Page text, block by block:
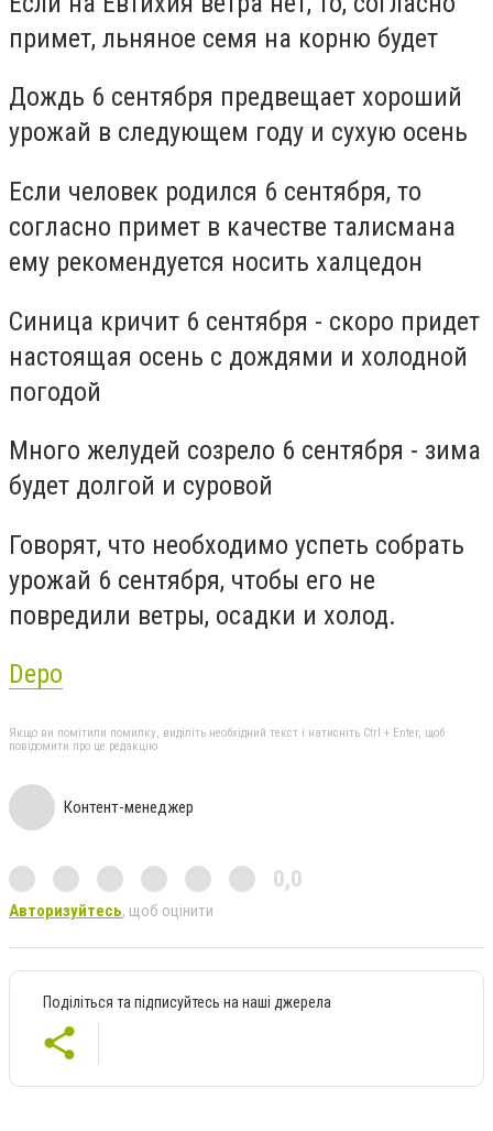
примет, льняное семя на корню будет
Дождь 6 сентября предвещает хороший
урожай в следующем году и сухую осень
Если человек родился 6 сентября, то
согласно примет в качестве талисмана
ему рекомендуется носить халцедон
Синица кричит 6 сентября - скоро придет
настоящая осень с дождями и холодной
погодой
Много желудей созрело 6 сентября - зима
будет долгой и суровой
Говорят, что необходимо успеть собрать
урожай 6 сентября, чтобы его не
повредили ветры, осадки и холод.
Depo
Якщо ви помітили помилку, виділіть необхідний текст і натисніть Ctrl + Enter, щоб
повідомити про це редакцію
Контент-менеджер
0,0
Авторизуйтесь, щоб оцінити
Поділіться та підписуйтесь на наші джерела